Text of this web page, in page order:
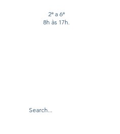
2ª a 6ª
8h às 17h.